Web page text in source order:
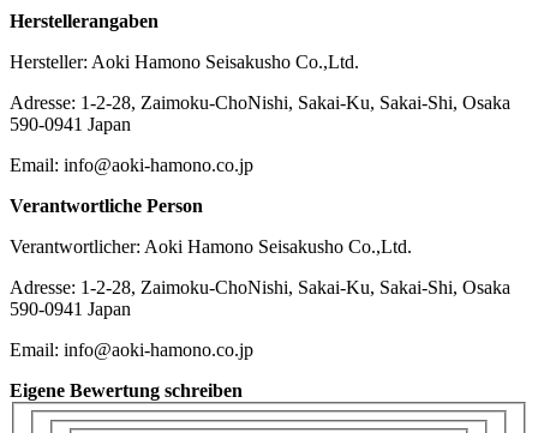
Herstellerangaben
Hersteller: Aoki Hamono Seisakusho Co.,Ltd.
Adresse: 1-2-28, Zaimoku-ChoNishi, Sakai-Ku, Sakai-Shi, Osaka
590-0941 Japan
Email: info@aoki-hamono.co.jp
Verantwortliche Person
Verantwortlicher: Aoki Hamono Seisakusho Co.,Ltd.
Adresse: 1-2-28, Zaimoku-ChoNishi, Sakai-Ku, Sakai-Shi, Osaka
590-0941 Japan
Email: info@aoki-hamono.co.jp
Eigene Bewertung schreiben